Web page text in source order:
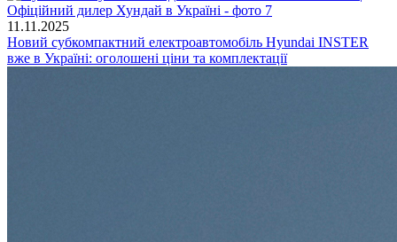
11.11.2025
Новий субкомпактний електроавтомобіль Hyundai INSTER
вже в Україні: оголошені ціни та комплектації